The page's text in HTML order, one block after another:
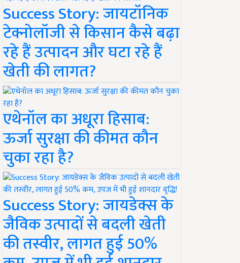
Success Story: जायटॉनिक
टेक्नोलॉजी से किसान कैसे बढ़ा
रहे हैं उत्पादन और घटा रहे हैं
खेती की लागत?
एथेनॉल का अधूरा हिसाब:
ऊर्जा सुरक्षा की कीमत कौन
चुका रहा है?
Success Story: जायडेक्स के
जैविक उत्पादों से बदली खेती
की तस्वीर, लागत हुई 50%